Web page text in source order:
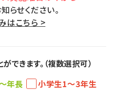
らせください。
はこちら >
できます。（複数選択可）
年長
小学生1～3年生